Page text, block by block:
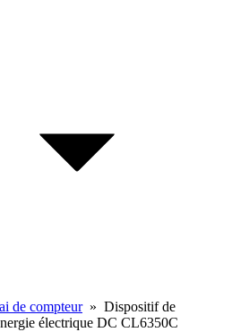
de compteur» Dispositif de
électrique DC CL6350C